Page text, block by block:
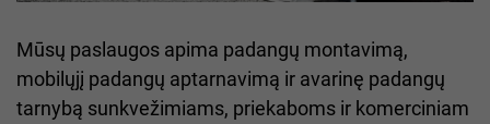
Mūsų paslaugos apima padangų montavimą,
mobilųjį padangų aptarnavimą ir avarinę padangų
tarnybą sunkvežimiams, priekaboms ir komerciniam